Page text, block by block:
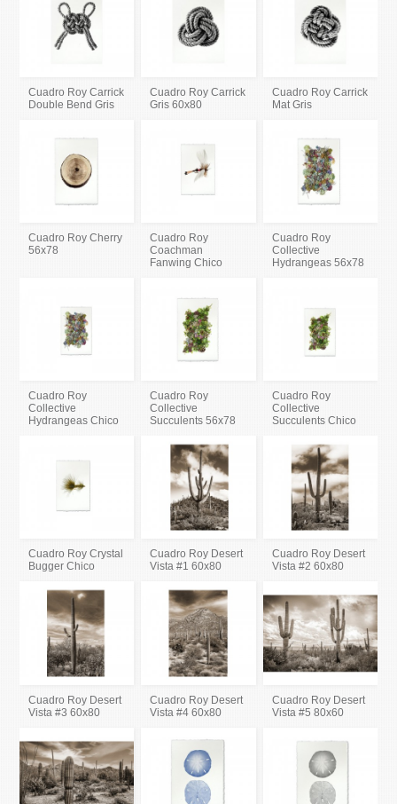
Cuadro Roy Carrick
Double Bend Gris
Cuadro Roy Carrick
Gris 60x80
Cuadro Roy Carrick
Mat Gris
Cuadro Roy Cherry
56x78
Cuadro Roy
Coachman
Fanwing Chico
Cuadro Roy
Collective
Hydrangeas 56x78
Cuadro Roy
Collective
Hydrangeas Chico
Cuadro Roy
Collective
Succulents 56x78
Cuadro Roy
Collective
Succulents Chico
Cuadro Roy Crystal
Bugger Chico
Cuadro Roy Desert
Vista #1 60x80
Cuadro Roy Desert
Vista #2 60x80
Cuadro Roy Desert
Vista #3 60x80
Cuadro Roy Desert
Vista #4 60x80
Cuadro Roy Desert
Vista #5 80x60